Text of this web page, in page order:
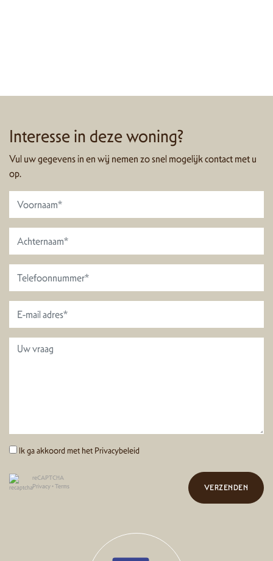
Interesse in deze woning?
Vul uw gegevens in en wij nemen zo snel mogelijk contact met u
op.
Ik ga akkoord met het Privacybeleid
reCAPTCHA
Privacy•Terms VERZENDEN